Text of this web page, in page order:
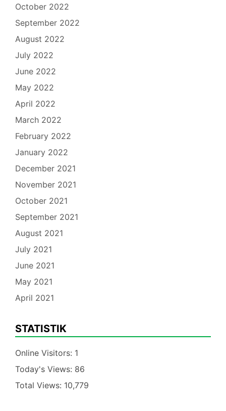
October 2022
September 2022
August 2022
July 2022
June 2022
May 2022
April 2022
March 2022
February 2022
January 2022
December 2021
November 2021
October 2021
September 2021
August 2021
July 2021
June 2021
May 2021
April 2021
STATISTIK
Online Visitors: 1
Today's Views: 86
Total Views: 10,779